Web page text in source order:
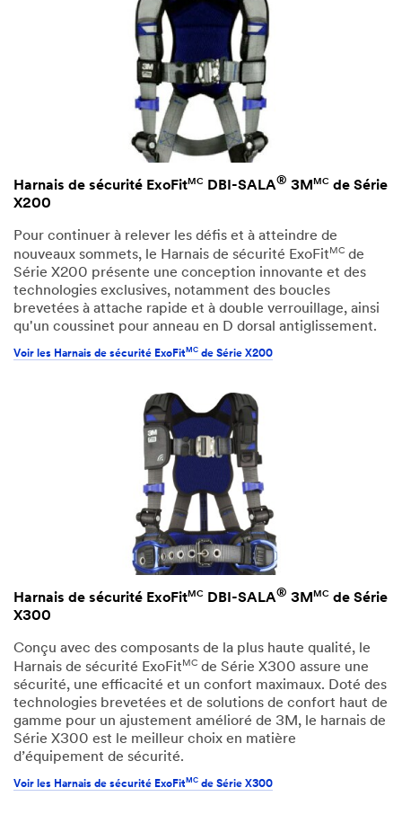
Harnais de sécurité ExoFitMC DBI-SALA® 3M MC de Série
X200
Pour continuer à relever les défis et à atteindre de
nouveaux sommets, le Harnais de sécurité ExoFit MC de
Série X200 présente une conception innovante et des
technologies exclusives, notamment des boucles
brevetées à attache rapide et à double verrouillage, ainsi
qu'un coussinet pour anneau en D dorsal antiglissement.
Voir les Harnais de sécurité ExoFit MC de Série X200
Harnais de sécurité ExoFitMC DBI-SALA® 3M MC de Série
X300
Conçu avec des composants de la plus haute qualité, le
Harnais de sécurité ExoFit MC de Série X300 assure une
sécurité, une efficacité et un confort maximaux. Doté des
technologies brevetées et de solutions de confort haut de
gamme pour un ajustement amélioré de 3M, le harnais de
Série X300 est le meilleur choix en matière
d’équipement de sécurité.
Voir les Harnais de sécurité ExoFit MC de Série X300